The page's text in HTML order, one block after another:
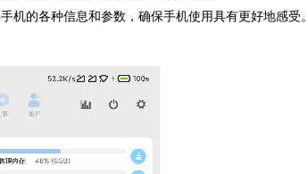
的各种信息和参数，确保手机使用具有更好地感受。